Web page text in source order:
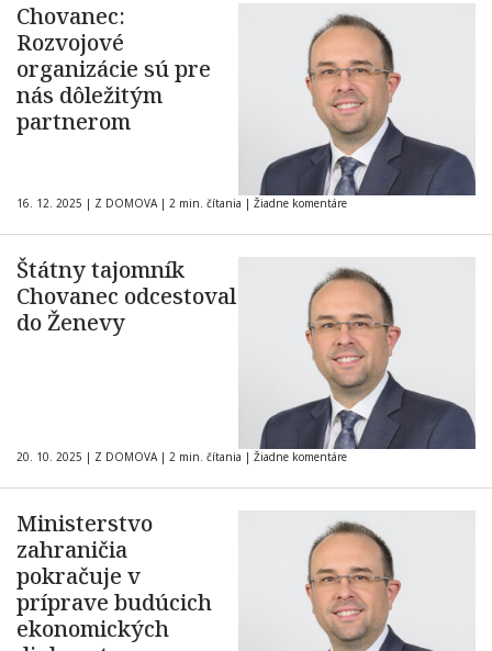
Chovanec:
Rozvojové
organizácie sú pre
nás dôležitým
partnerom
16. 12. 2025 | Z DOMOVA | 2 min. čítania | Žiadne komentáre
Štátny tajomník
Chovanec odcestoval
do Ženevy
20. 10. 2025 | Z DOMOVA | 2 min. čítania | Žiadne komentáre
Ministerstvo
zahraničia
pokračuje v
príprave budúcich
ekonomických